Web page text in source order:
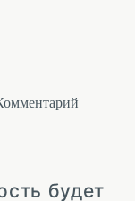
будет